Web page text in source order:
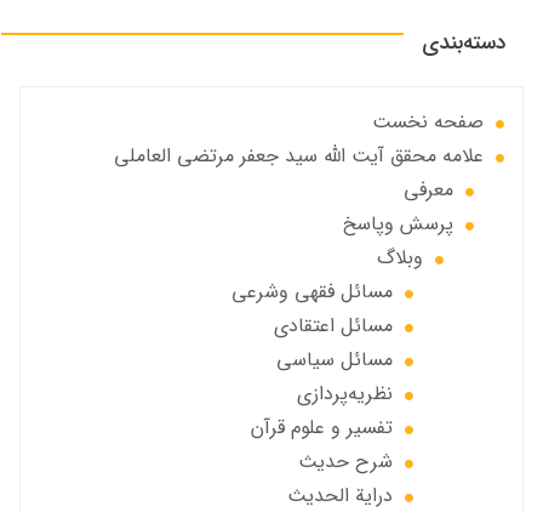
دسته‌بندی
صفحه نخست
علامه محقق آیت الله سید جعفر مرتضی العاملی
معرفی
پرسش وپاسخ
وبلاگ
مسائل فقهي وشرعي
مسائل اعتقادی
مسائل سياسي
نظریه‌پردازی
تفسیر و علوم قرآن
شرح حديث
درایة الحديث